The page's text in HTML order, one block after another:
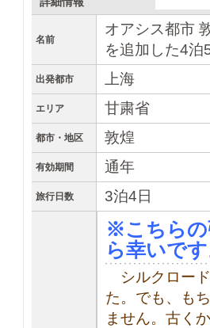
名前
オアシス都市
を追加した4泊
出発都市 上海
エリア 甘粛省
都市・地区 敦煌
有効期間 通年
旅行日数 3泊4日
※こちらの
ら幸いで
シルクロー
た。でも、も
ません。古く